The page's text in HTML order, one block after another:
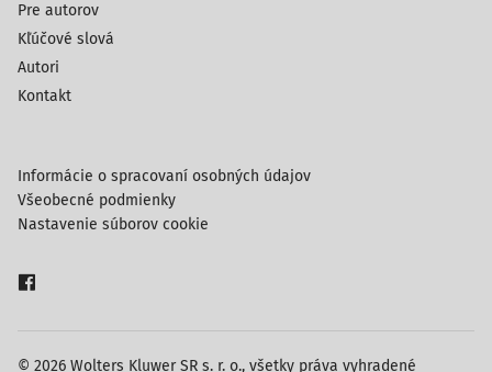
Pre autorov
Kľúčové slová
Autori
Kontakt
© 2026 Wolters Kluwer SR s. r. o., všetky práva vyhradené
Informácie o spracovaní osobných údajov
Všeobecné podmienky
Nastavenie súborov cookie